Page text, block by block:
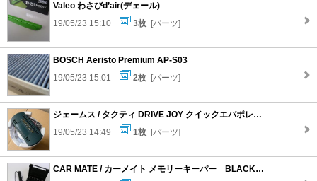
Valeo わさびd’air(デェール)
19/05/23 15:10
3枚 [パーツ]
BOSCH Aeristo Premium AP-S03
19/05/23 15:01
2枚 [パーツ]
ジェームス / タクティ DRIVE JOY クイックエバポレータークリーナーS
19/05/23 14:49
1枚 [パーツ]
CAR MATE / カーメイト メモリーキーパー BLACK / SA201